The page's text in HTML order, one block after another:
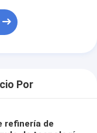
Por
refinería de